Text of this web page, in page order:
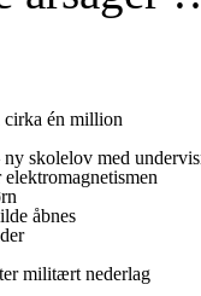
cirka én million
skolelov med
åbnes
militært nederlag